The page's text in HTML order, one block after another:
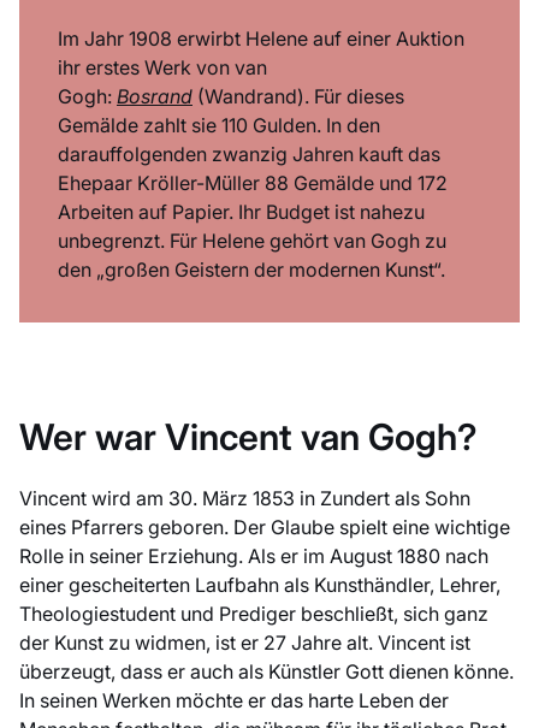
Im Jahr 1908 erwirbt Helene auf einer Auktion
ihr erstes Werk von van
Gogh: Bosrand (Wandrand). Für dieses
Gemälde zahlt sie 110 Gulden. In den
darauffolgenden zwanzig Jahren kauft das
Ehepaar Kröller-Müller 88 Gemälde und 172
Arbeiten auf Papier. Ihr Budget ist nahezu
unbegrenzt. Für Helene gehört van Gogh zu
den „großen Geistern der modernen Kunst“.
Wer war Vincent van Gogh?
Vincent wird am 30. März 1853 in Zundert als Sohn
eines Pfarrers geboren. Der Glaube spielt eine wichtige
Rolle in seiner Erziehung. Als er im August 1880 nach
einer gescheiterten Laufbahn als Kunsthändler, Lehrer,
Theologiestudent und Prediger beschließt, sich ganz
der Kunst zu widmen, ist er 27 Jahre alt. Vincent ist
überzeugt, dass er auch als Künstler Gott dienen könne.
In seinen Werken möchte er das harte Leben der